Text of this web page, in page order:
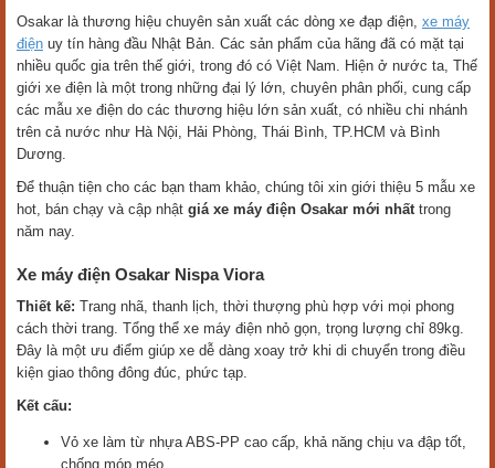
Osakar là thương hiệu chuyên sản xuất các dòng xe đạp điện, xe máy
điện uy tín hàng đầu Nhật Bản. Các sản phẩm của hãng đã có mặt tại
nhiều quốc gia trên thế giới, trong đó có Việt Nam. Hiện ở nước ta, Thế
giới xe điện là một trong những đại lý lớn, chuyên phân phối, cung cấp
các mẫu xe điện do các thương hiệu lớn sản xuất, có nhiều chi nhánh
trên cả nước như Hà Nội, Hải Phòng, Thái Bình, TP.HCM và Bình
Dương.
Để thuận tiện cho các bạn tham khảo, chúng tôi xin giới thiệu 5 mẫu xe
hot, bán chạy và cập nhật giá xe máy điện Osakar mới nhấttrong
năm nay.
Xe máy điện Osakar Nispa Viora
Thiết kế: Trang nhã, thanh lịch, thời thượng phù hợp với mọi phong
cách thời trang. Tổng thể xe máy điện nhỏ gọn, trọng lượng chỉ 89kg.
Đây là một ưu điểm giúp xe dễ dàng xoay trở khi di chuyển trong điều
kiện giao thông đông đúc, phức tạp.
Kết cấu:
Vỏ xe làm từ nhựa ABS-PP cao cấp, khả năng chịu va đập tốt,
chống móp méo.